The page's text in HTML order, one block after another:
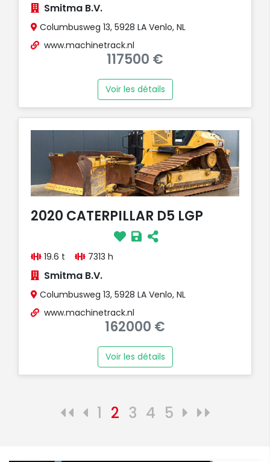
Smitma B.V.
Columbusweg 13, 5928 LA Venlo, NL
www.machinetrack.nl
117500 €
Voir les détails
2020 CATERPILLAR D5 LGP
19.6 t 7313 h
Smitma B.V.
Columbusweg 13, 5928 LA Venlo, NL
www.machinetrack.nl
162000 €
Voir les détails
1 2 3 4 5